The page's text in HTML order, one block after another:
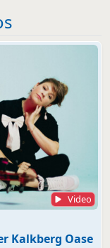
Video
Kalkberg Oase